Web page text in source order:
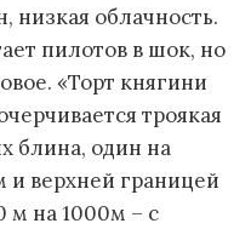
низкая облачность.
пилотов в шок, но
«Торт княгини
троякая
блина, один на
и верхней границей
м на 1000м – с